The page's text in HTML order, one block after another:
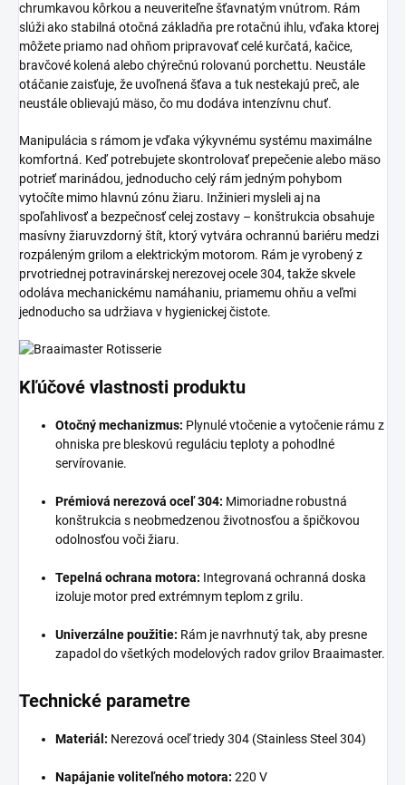
chrumkavou kôrkou a neuveriteľne šťavnatým vnútrom. Rám
slúži ako stabilná otočná základňa pre rotačnú ihlu, vďaka ktorej
môžete priamo nad ohňom pripravovať celé kurčatá, kačice,
bravčové kolená alebo chýrečnú rolovanú porchettu. Neustále
otáčanie zaisťuje, že uvoľnená šťava a tuk nestekajú preč, ale
neustále oblievajú mäso, čo mu dodáva intenzívnu chuť.
Manipulácia s rámom je vďaka výkyvnému systému maximálne
komfortná. Keď potrebujete skontrolovať prepečenie alebo mäso
potrieť marinádou, jednoducho celý rám jedným pohybom
vytočíte mimo hlavnú zónu žiaru. Inžinieri mysleli aj na
spoľahlivosť a bezpečnosť celej zostavy – konštrukcia obsahuje
masívny žiaruvzdorný štít, ktorý vytvára ochrannú bariéru medzi
rozpáleným grilom a elektrickým motorom. Rám je vyrobený z
prvotriednej potravinárskej nerezovej ocele 304, takže skvele
odoláva mechanickému namáhaniu, priamemu ohňu a veľmi
jednoducho sa udržiava v hygienickej čistote.
Kľúčové vlastnosti produktu
Otočný mechanizmus: Plynulé vtočenie a vytočenie rámu z
ohniska pre bleskovú reguláciu teploty a pohodlné
servírovanie.
Prémiová nerezová oceľ 304: Mimoriadne robustná
konštrukcia s neobmedzenou životnosťou a špičkovou
odolnosťou voči žiaru.
Tepelná ochrana motora: Integrovaná ochranná doska
izoluje motor pred extrémnym teplom z grilu.
Univerzálne použitie: Rám je navrhnutý tak, aby presne
zapadol do všetkých modelových radov grilov Braaimaster.
Technické parametre
Materiál: Nerezová oceľ triedy 304 (Stainless Steel 304)
Napájanie voliteľného motora: 220 V